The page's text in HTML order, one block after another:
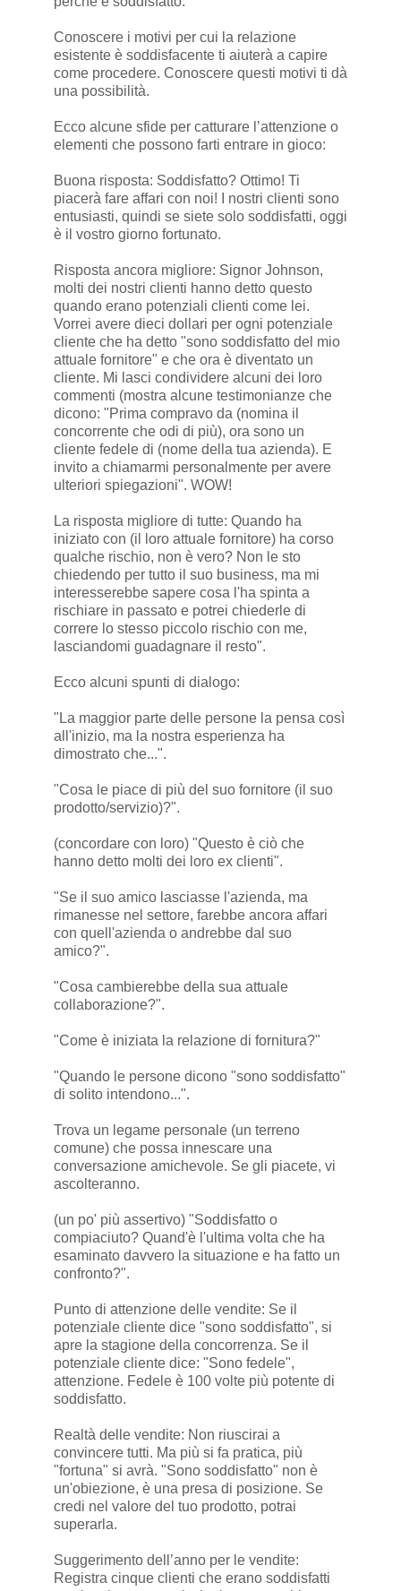
Conoscere i motivi per cui la relazione
esistente è soddisfacente ti aiuterà a capire
come procedere. Conoscere questi motivi ti dà
una possibilità.
Ecco alcune sfide per catturare l’attenzione o
elementi che possono farti entrare in gioco:
Buona risposta: Soddisfatto? Ottimo! Ti
piacerà fare affari con noi! I nostri clienti sono
entusiasti, quindi se siete solo soddisfatti, oggi
è il vostro giorno fortunato.
Risposta ancora migliore: Signor Johnson,
molti dei nostri clienti hanno detto questo
quando erano potenziali clienti come lei.
Vorrei avere dieci dollari per ogni potenziale
cliente che ha detto "sono soddisfatto del mio
attuale fornitore" e che ora è diventato un
cliente. Mi lasci condividere alcuni dei loro
commenti (mostra alcune testimonianze che
dicono: "Prima compravo da (nomina il
concorrente che odi di più), ora sono un
cliente fedele di (nome della tua azienda). E
invito a chiamarmi personalmente per avere
ulteriori spiegazioni". WOW!
La risposta migliore di tutte: Quando ha
iniziato con (il loro attuale fornitore) ha corso
qualche rischio, non è vero? Non le sto
chiedendo per tutto il suo business, ma mi
interesserebbe sapere cosa l'ha spinta a
rischiare in passato e potrei chiederle di
correre lo stesso piccolo rischio con me,
lasciandomi guadagnare il resto".
Ecco alcuni spunti di dialogo:
"La maggior parte delle persone la pensa così
all'inizio, ma la nostra esperienza ha
dimostrato che...".
"Cosa le piace di più del suo fornitore (il suo
prodotto/servizio)?".
(concordare con loro) "Questo è ciò che
hanno detto molti dei loro ex clienti".
"Se il suo amico lasciasse l'azienda, ma
rimanesse nel settore, farebbe ancora affari
con quell'azienda o andrebbe dal suo
amico?".
"Cosa cambierebbe della sua attuale
collaborazione?".
"Come è iniziata la relazione di fornitura?"
"Quando le persone dicono "sono soddisfatto"
di solito intendono...".
Trova un legame personale (un terreno
comune) che possa innescare una
conversazione amichevole. Se gli piacete, vi
ascolteranno.
(un po' più assertivo) "Soddisfatto o
compiaciuto? Quand'è l'ultima volta che ha
esaminato davvero la situazione e ha fatto un
confronto?".
Punto di attenzione delle vendite: Se il
potenziale cliente dice "sono soddisfatto", si
apre la stagione della concorrenza. Se il
potenziale cliente dice: "Sono fedele",
attenzione. Fedele è 100 volte più potente di
soddisfatto.
Realtà delle vendite: Non riuscirai a
convincere tutti. Ma più si fa pratica, più
"fortuna" si avrà. "Sono soddisfatto" non è
un'obiezione, è una presa di posizione. Se
credi nel valore del tuo prodotto, potrai
superarla.
Suggerimento dell’anno per le vendite:
Registra cinque clienti che erano soddisfatti